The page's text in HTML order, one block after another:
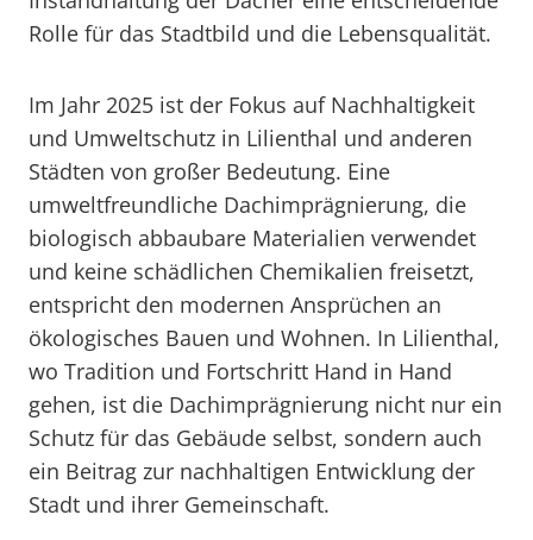
Rolle für das Stadtbild und die Lebensqualität.
Im Jahr 2025 ist der Fokus auf Nachhaltigkeit
und Umweltschutz in Lilienthal und anderen
Städten von großer Bedeutung. Eine
umweltfreundliche Dachimprägnierung, die
biologisch abbaubare Materialien verwendet
und keine schädlichen Chemikalien freisetzt,
entspricht den modernen Ansprüchen an
ökologisches Bauen und Wohnen. In Lilienthal,
wo Tradition und Fortschritt Hand in Hand
gehen, ist die Dachimprägnierung nicht nur ein
Schutz für das Gebäude selbst, sondern auch
ein Beitrag zur nachhaltigen Entwicklung der
Stadt und ihrer Gemeinschaft.